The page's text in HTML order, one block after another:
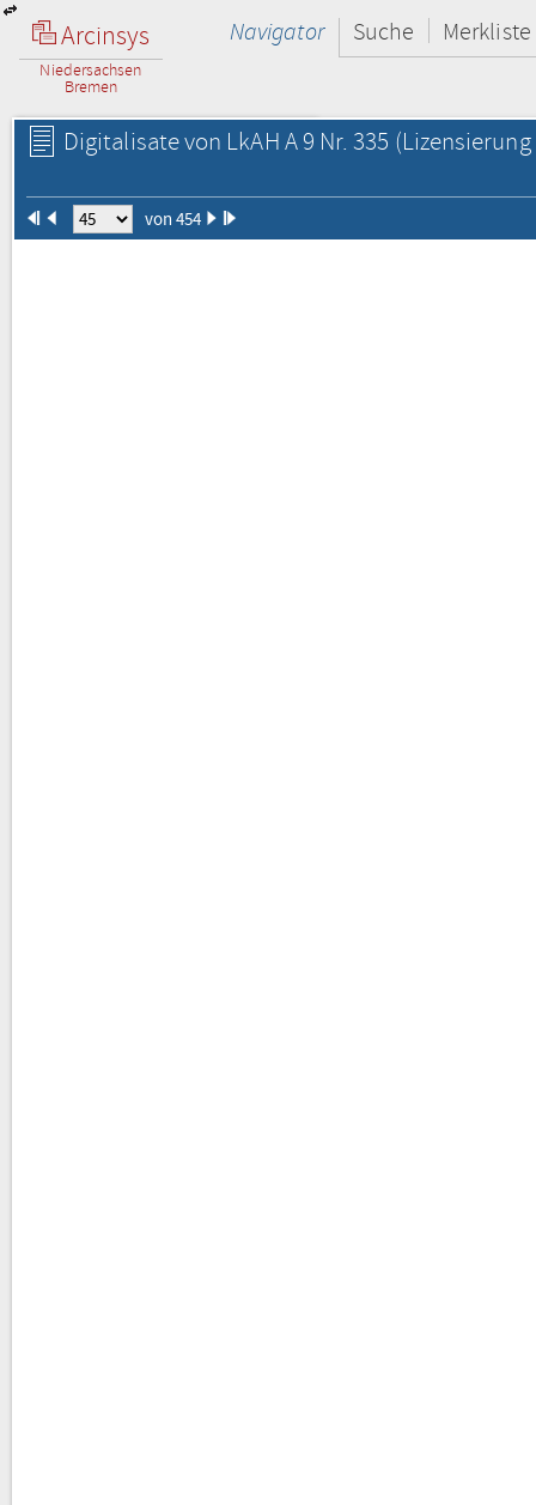
Arcinsys
Niedersachsen
Bremen
Navigator Suche Merkliste
Digitalisate von LkAH A 9 Nr. 335
von 454